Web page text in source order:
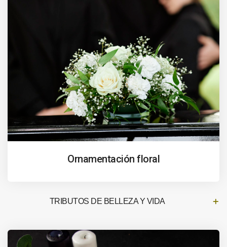
Ornamentación floral
TRIBUTOS DE BELLEZA Y VIDA